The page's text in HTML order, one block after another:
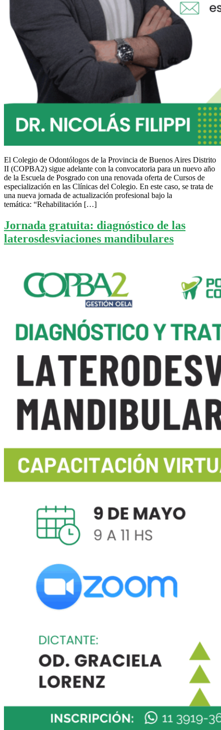
El Colegio de Odontólogos de la Provincia de Buenos Aires Distrito
II (COPBA2) sigue adelante con la convocatoria para un nuevo año
de la Escuela de Posgrado con una renovada oferta de Cursos de
especialización en las Clínicas del Colegio. En este caso, se trata de
una nueva jornada de actualización profesional bajo la
temática: “Rehabilitación […]
Jornada gratuita: diagnóstico de las
laterosdesviaciones mandibulares